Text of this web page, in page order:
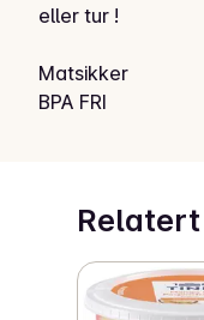
eller tur !
Matsikker
BPA FRI
Relatert